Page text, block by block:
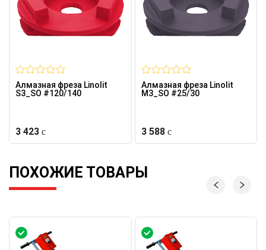
Алмазная фреза Linolit
S3_SO #120/140
3 423
Алмазная фреза Linolit
M3_SO #25/30
3 588
ПОХОЖИЕ ТОВАРЫ